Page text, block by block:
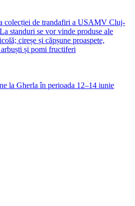
colecției de trandafiri a USAMV Cluj-
standuri se vor vinde produse ale
cireșe și căpșune proaspete,
și pomi fructiferi
la Gherla în perioada 12–14 iunie